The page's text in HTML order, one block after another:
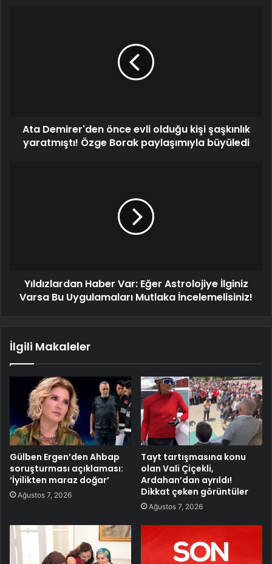
Ata Demirer'den önce evli olduğu kişi şaşkınlık
yaratmıştı! Özge Borak paylaşımıyla büyüledi
Yıldızlardan Haber Var: Eğer Astrolojiye İlginiz
Varsa Bu Uygulamaları Mutlaka İncelemelisiniz!
İlgili Makaleler
Gülben Ergen’den Ahbap
soruşturması açıklaması:
‘İyilikten maraz doğar’
Ağustos 7, 2026
Tayt tartışmasına konu
olan Vali Çiçekli,
Ardahan’dan ayrıldı!
Dikkat çeken görüntüler
Ağustos 7, 2026